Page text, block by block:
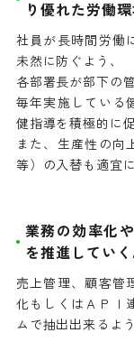
り優れた労働
社員が長時間労働
未然に防ぐよう、
各部署長が部下の
毎年実施している
健指導を積極的に
また、生産性の向
等）の入替も適宜
業務の効率化
を推進していく
売上管理、顧客管
化もしくはＡＰＩ
ムで抽出出来るよ